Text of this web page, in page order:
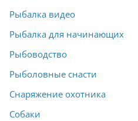
Рыбалка видео
Рыбалка для начинающих
Рыбоводство
Рыболовные снасти
Снаряжение охотника
Собаки